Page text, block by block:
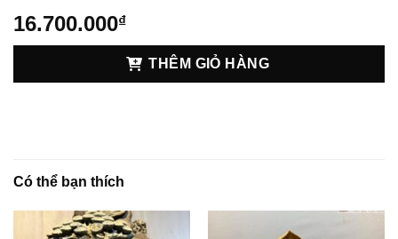
16.700.000₫
THÊM GIỎ HÀNG
Có thể bạn thích